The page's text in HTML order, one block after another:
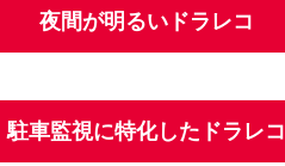
夜間が明るいドラレコ
駐車監視に特化したドラレコ